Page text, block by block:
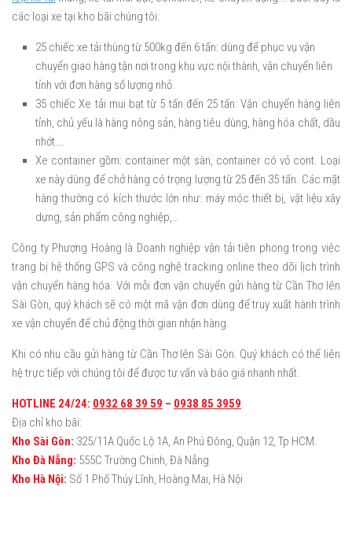
các loại xe tại kho bãi chúng tôi:
25 chiếc xe tải thùng từ 500kg đến 6 tấn: dùng để phục vụ vận
chuyển giao hàng tận nơi trong khu vực nội thành, vận chuyển liên
tỉnh với đơn hàng số lượng nhỏ.
35 chiếc Xe tải mui bạt từ 5 tấn đến 25 tấn: Vận chuyển hàng liên
tỉnh, chủ yếu là hàng nông sản, hàng tiêu dùng, hàng hóa chất, dầu
nhớt….
Xe container gồm: container một sàn, container có vỏ cont. Loại
xe này dùng để chở hàng có trọng lượng từ 25 đến 35 tấn. Các mặt
hàng thường có kích thước lớn như: máy móc thiết bị, vật liệu xây
dựng, sản phẩm công nghiệp,…
Công ty Phượng Hoàng là Doanh nghiệp vận tải tiên phong trong việc
trang bị hệ thống GPS và công nghệ tracking online theo dõi lịch trình
vận chuyển hàng hóa. Với mỗi đơn vận chuyển gửi hàng từ Cần Thơ lên
Sài Gòn, quý khách sẽ có một mã vận đơn dùng để truy xuất hành trình
xe vận chuyển để chủ động thời gian nhận hàng.
Khi có nhu cầu gửi hàng từ Cần Thơ lên Sài Gòn. Quý khách có thể liên
hệ trực tiếp với chúng tôi để được tư vấn và báo giá nhanh nhất.
HOTLINE 24/24: 0932 68 39 59 – 0938 85 3959
Địa chỉ kho bãi:
Kho Sài Gòn: 325/11A Quốc Lộ 1A, An Phú Đông, Quận 12, Tp HCM.
Kho Đà Nẵng: 555C Trường Chinh, Đà Nẵng
Kho Hà Nội: Số 1 Phố Thúy Lĩnh, Hoàng Mai, Hà Nội